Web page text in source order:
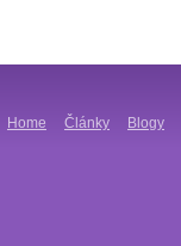
Home Články Blogy